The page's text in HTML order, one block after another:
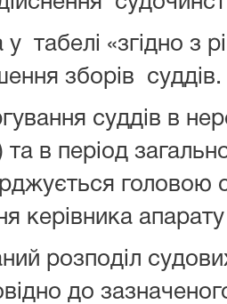
у табелі «згідно з
зборів суддів.
суддів в
та в період
головою
керівника апарату
розподіл
до